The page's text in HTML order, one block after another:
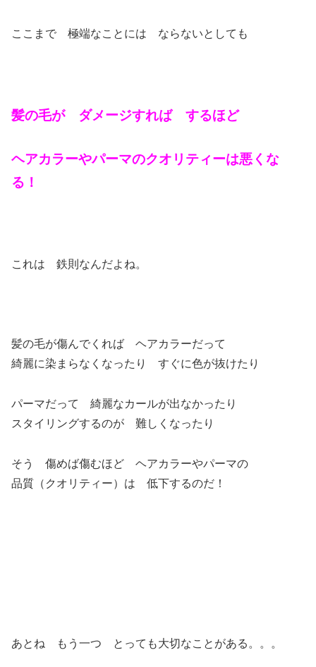
ここまで 極端なことには ならないとしても
髪の毛が ダメージすれば するほど
ヘアカラーやパーマのクオリティーは悪くな
る！
これは 鉄則なんだよね。
髪の毛が傷んでくれば ヘアカラーだって
綺麗に染まらなくなったり すぐに色が抜けたり
パーマだって 綺麗なカールが出なかったり
スタイリングするのが 難しくなったり
そう 傷めば傷むほど ヘアカラーやパーマの
品質（クオリティー）は 低下するのだ！
あとね もう一つ とっても大切なことがある。。。